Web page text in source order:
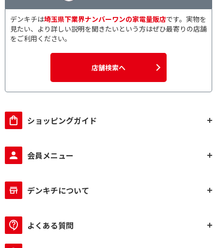
デンキチは埼玉県下業界ナンバーワンの家電量販店です。実物を
見たい、より詳しい説明を聞きたいという方はぜひ最寄りの店舗
をご利用ください。
店舗検索へ
ショッピングガイド
会員メニュー
デンキチについて
よくある質問